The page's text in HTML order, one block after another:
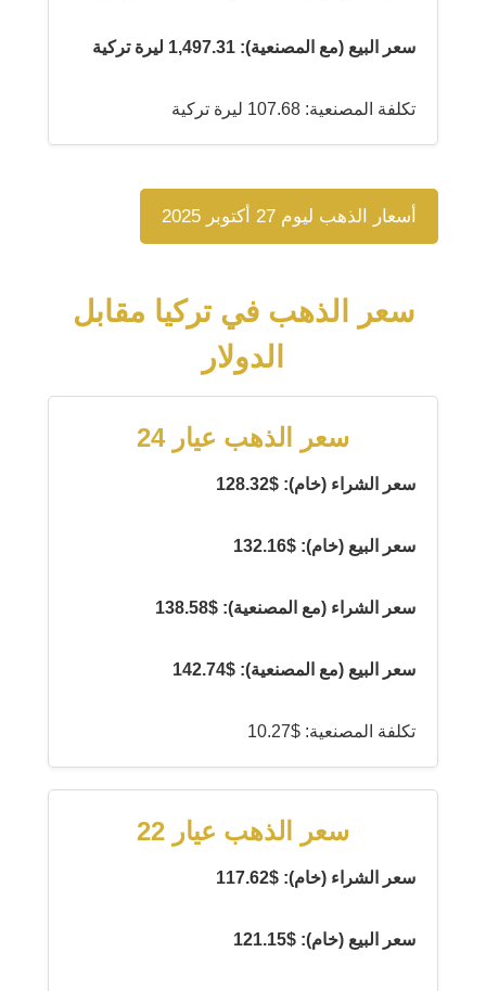
سعر البيع (مع المصنعية): 1,497.31 ليرة تركية
تكلفة المصنعية: 107.68 ليرة تركية
أسعار الذهب ليوم 27 أكتوبر 2025
سعر الذهب في تركيا مقابل
الدولار
سعر الذهب عيار 24
سعر الشراء (خام): $128.32
سعر البيع (خام): $132.16
سعر الشراء (مع المصنعية): $138.58
سعر البيع (مع المصنعية): $142.74
تكلفة المصنعية: $10.27
سعر الذهب عيار 22
سعر الشراء (خام): $117.62
سعر البيع (خام): $121.15